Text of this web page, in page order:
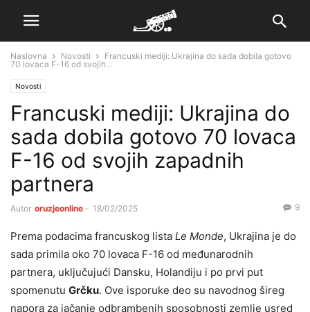
Naslovna Novosti
Francuski mediji: Ukrajina do sada dobila gotovo
70 lovaca F-16 od svojih...
Novosti
Francuski mediji: Ukrajina do
sada dobila gotovo 70 lovaca
F-16 od svojih zapadnih
partnera
Autor oruzjeonline - 18/02/2025 9
Prema podacima francuskog lista Le Monde, Ukrajina je do
sada primila oko 70 lovaca F-16 od međunarodnih
partnera, uključujući Dansku, Holandiju i po prvi put
spomenutu Grčku. Ove isporuke deo su navodnog šireg
napora za jačanje odbrambenih sposobnosti zemlje usred